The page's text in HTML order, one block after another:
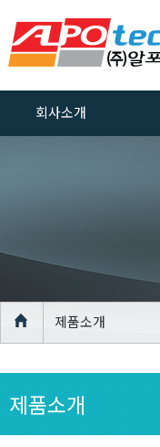
제품소개
제품소개
회사소개
장비
위치안내